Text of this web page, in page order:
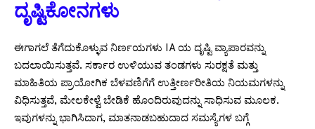
ದೃಷ್ಟಿಕೋನಗಳು
ಈಗಾಗಲೆ ತೆಗೆದುಕೊಳ್ಳುವ ನಿರ್ಣಯಗಳು IA ಯ ದೃಷ್ಟಿ ವ್ಯಾಪಾರವನ್ನು
ಬದಲಾಯಿಸುತ್ತವೆ. ಸರ್ಕಾರ ಉಳಿಯುವ ತಂಡಗಳು ಸುರಕ್ಷತೆ ಮತ್ತು
ಮಾಹಿತಿಯ ಪ್ರಾಯೋಗಿಕ ಬೆಳವಣಿಗೆಗೆ ಉತ್ತೀರ್ಣರೀತಿಯ ನಿಯಮಗಳನ್ನು
ವಿಧಿಸುತ್ತವೆ, ಮೇಲಕೇಳ್ವೆ ಬೇಡಿಕೆ ಹೊಂದಿರುವುದನ್ನು ಸಾಧಿಸುವ ಮೂಲಕ.
ಇವುಗಳನ್ನು ಭಾಗಿಸಿದಾಗ, ಮಾತನಾಡಬಹುದಾದ ಸಮಸ್ಯೆಗಳ ಬಗ್ಗೆ